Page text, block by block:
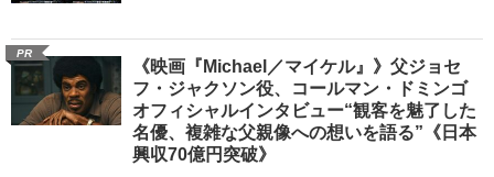
PR
《映画『Michael／マイケル』》父ジョセ
フ・ジャクソン役、コールマン・ドミンゴ
オフィシャルインタビュー“観客を魅了した
名優、複雑な父親像への想いを語る”《日本
興収70億円突破》